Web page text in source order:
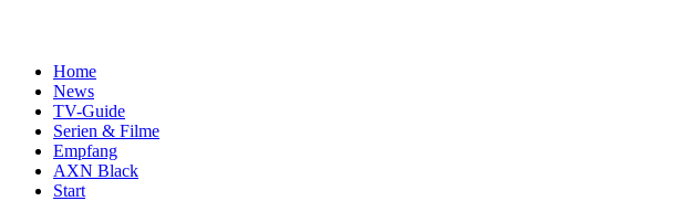
Home
News
TV-Guide
Serien & Filme
Empfang
AXN Black
Start